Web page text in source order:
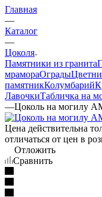
Главная
—
Каталог
—
Цоколя
Памятники из гранита
мрамораОграды
памятникКолумбарий
ЛавочкиТабличка на
—Цоколь на могилу
Цена действительна
отличаться от цен в
Отложить
Сравнить